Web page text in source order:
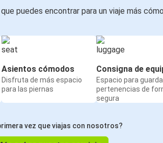
puedes encontrar para un viaje más
Asientos cómodos
Disfruta de más espacio
para las piernas
Consigna de
Espacio para
pertenencias de
segura
vez que viajas con nosotros?